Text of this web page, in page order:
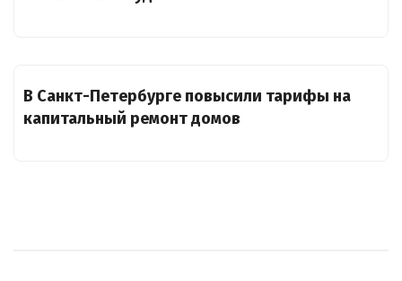
В Санкт-Петербурге повысили тарифы на
капитальный ремонт домов